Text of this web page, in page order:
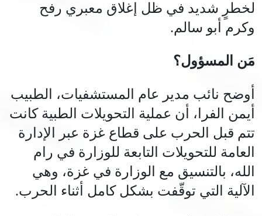
لخطرٍ شديد في ظل إغلاق معبري رفح
وكرم أبو سالم.
مَن المسؤول؟
أوضح نائب مدير عام المستشفيات، الطبيب
أيمن الفرا، أن عملية التحويلات الطبية كانت
تتم قبل الحرب على قطاع غزة عبر الإدارة
العامة للتحويلات التابعة للوزارة في رام
الله، بالتنسيق مع الوزارة في غزة، وهي
الآلية التي توقّفت بشكل كامل أثناء الحرب.